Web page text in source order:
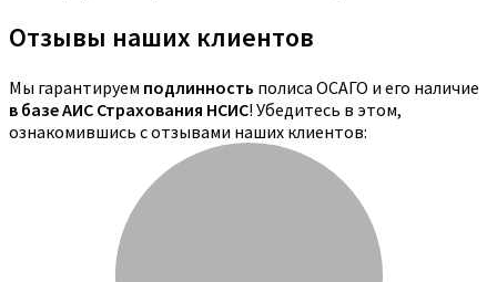
Отзывы наших клиентов
Мы гарантируем подлинность полиса ОСАГО и его наличие
в базе АИС Страхования НСИС! Убедитесь в этом,
ознакомившись с отзывами наших клиентов: